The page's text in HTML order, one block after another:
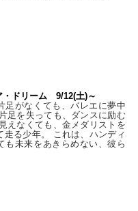
・ドリーム 9/12(土)～
足がなくても、バレエに夢中
足を失っても、ダンスに励む
えなくても、金メダリストを
走る少年。 これは、ハンディ
も未来をあきらめない、彼ら